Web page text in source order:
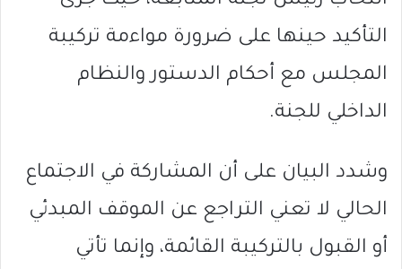
التأكيد حينها على ضرورة مواءمة تركيبة
المجلس مع أحكام الدستور والنظام
الداخلي للجنة.
وشدد البيان على أن المشاركة في الاجتماع
الحالي لا تعني التراجع عن الموقف المبدئي
أو القبول بالتركيبة القائمة، وإنما تأتي